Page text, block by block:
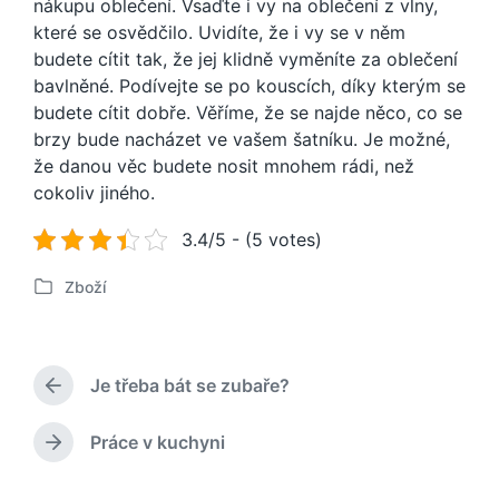
nákupu oblečení. Vsaďte i vy na oblečení z vlny,
které se osvědčilo. Uvidíte, že i vy se v něm
budete cítit tak, že jej klidně vyměníte za oblečení
bavlněné. Podívejte se po kouscích, díky kterým se
budete cítit dobře. Věříme, že se najde něco, co se
brzy bude nacházet ve vašem šatníku. Je možné,
že danou věc budete nosit mnohem rádi, než
cokoliv jiného.
3.4/5 - (5 votes)
P
i
o
v
Zboží
P
ř
e
d
Je třeba bát se zubaře?
N
Práce v kuchyni